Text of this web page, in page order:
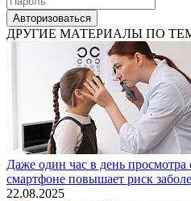
Авторизоваться
ДРУГИЕ МАТЕРИАЛЫ ПО
Даже один час в день просмотра
смартфоне повышает риск
22.08.2025